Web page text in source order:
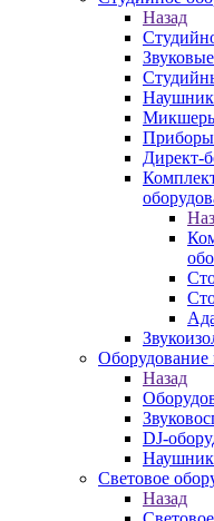
Назад
Приборы
Директ-
Оборудование
Назад
DJ-
Световое
Назад